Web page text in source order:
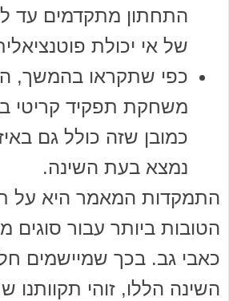
התחתון מתקדמים עד
של אי יכולת
כפי שתקראו בהמשך,
משחקת תפקיד קריטי
כמובן שזה כולל גם
נמצא בעת השינה.
התמקדות המאמר היא על
הטובות ביותר עבור סוגים
כאבי גב. בכך שמיישמים
השינה הללו, זוהי תקוותנו